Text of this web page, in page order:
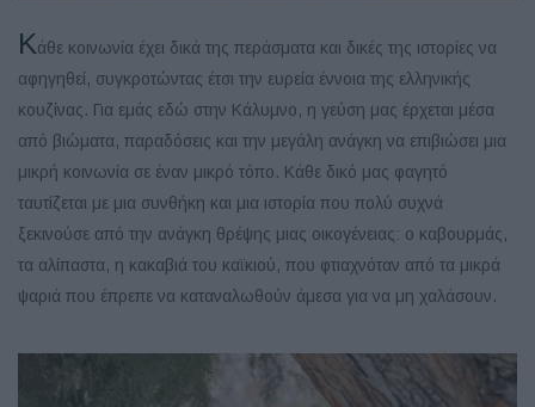
Κάθε κοινωνία έχει δικά της περάσματα και δικές της ιστορίες να
αφηγηθεί, συγκροτώντας έτσι την ευρεία έννοια της ελληνικής
κουζίνας. Για εμάς εδώ στην Κάλυμνο, η γεύση μας έρχεται μέσα
από βιώματα, παραδόσεις και την μεγάλη ανάγκη να επιβιώσει μια
μικρή κοινωνία σε έναν μικρό τόπο. Κάθε δικό μας φαγητό
ταυτίζεται με μια συνθήκη και μια ιστορία που πολύ συχνά
ξεκινούσε από την ανάγκη θρέψης μιας οικογένειας: ο καβουρμάς,
τα αλίπαστα, η κακαβιά του καϊκιού, που φτιαχνόταν από τα μικρά
ψαριά που έπρεπε να καταναλωθούν άμεσα για να μη χαλάσουν.